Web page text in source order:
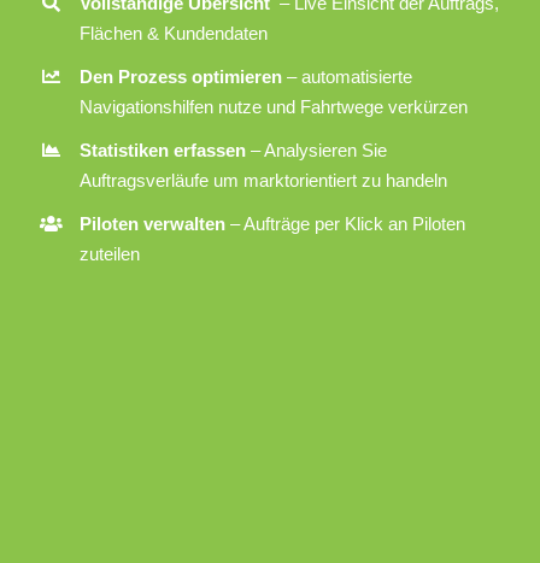
Flächen & Kundendaten
Den Prozess optimieren – automatisierte
Navigationshilfen nutze und Fahrtwege verkürzen
Statistiken erfassen – Analysieren Sie
Auftragsverläufe um marktorientiert zu handeln
Piloten verwalten – Aufträge per Klick an Piloten
zuteilen